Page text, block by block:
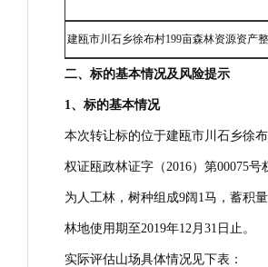
建瓯市川石乡徐布村199亩森林资源资产
二、标的基本情况及风险提示
1、标的基本情况
本次转让标的位于建瓯市川石乡徐
权证瓯政林证字（2016）第00075
为人工林，树种组成9阔1马，蓄积
林地使用期至2019年12月31日止。
实际评估山场具体情况见下表：